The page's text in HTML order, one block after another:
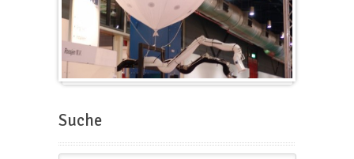
Suche